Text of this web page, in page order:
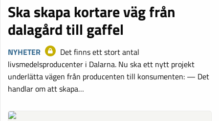
Ska skapa kortare väg från
dalagård till gaffel
NYHETER
Det finns ett stort antal
livsmedelsproducenter i Dalarna. Nu ska ett nytt projekt
underlätta vägen från producenten till konsumenten: — Det
handlar om att skapa…